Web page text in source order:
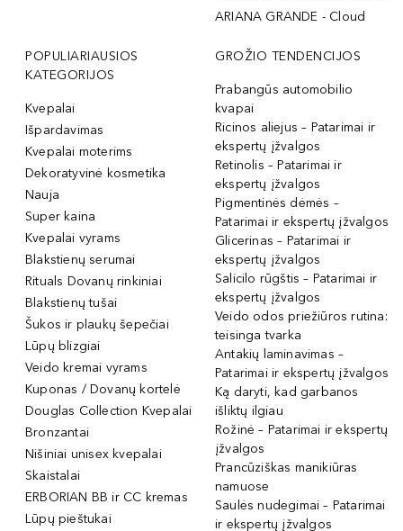
ARIANA GRANDE - Cloud
POPULIARIAUSIOS
KATEGORIJOS
Kvepalai
Išpardavimas
Kvepalai moterims
Dekoratyvinė kosmetika
Nauja
Super kaina
Kvepalai vyrams
Blakstienų serumai
Rituals Dovanų rinkiniai
Blakstienų tušai
Šukos ir plaukų šepečiai
Lūpų blizgiai
Veido kremai vyrams
Kuponas / Dovanų kortelė
Douglas Collection Kvepalai
Bronzantai
Nišiniai unisex kvepalai
Skaistalai
ERBORIAN BB ir CC kremas
Lūpų pieštukai
GROŽIO TENDENCIJOS
Prabangūs automobilio
kvapai
Ricinos aliejus – Patarimai ir
ekspertų įžvalgos
Retinolis – Patarimai ir
ekspertų įžvalgos
Pigmentinės dėmės –
Patarimai ir ekspertų įžvalgos
Glicerinas – Patarimai ir
ekspertų įžvalgos
Salicilo rūgštis – Patarimai ir
ekspertų įžvalgos
Veido odos priežiūros rutina:
teisinga tvarka
Antakių laminavimas –
Patarimai ir ekspertų įžvalgos
Ką daryti, kad garbanos
išliktų ilgiau
Rožinė – Patarimai ir ekspertų
įžvalgos
Prancūziškas manikiūras
namuose
Saulės nudegimai – Patarimai
ir ekspertų įžvalgos